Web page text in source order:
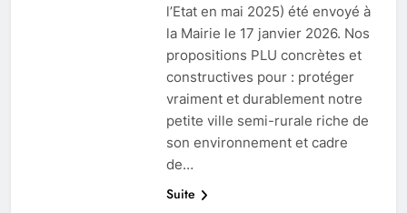
l’Etat en mai 2025) été envoyé à
la Mairie le 17 janvier 2026. Nos
propositions PLU concrètes et
constructives pour : protéger
vraiment et durablement notre
petite ville semi-rurale riche de
son environnement et cadre
de…
Suite